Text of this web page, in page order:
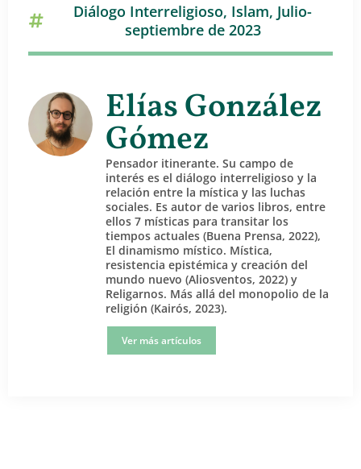
Diálogo Interreligioso, Islam, Julio-
septiembre de 2023
Elías González
Gómez
Pensador itinerante. Su campo de
interés es el diálogo interreligioso y la
relación entre la mística y las luchas
sociales. Es autor de varios libros, entre
ellos 7 místicas para transitar los
tiempos actuales (Buena Prensa, 2022),
El dinamismo místico. Mística,
resistencia epistémica y creación del
mundo nuevo (Aliosventos, 2022) y
Religarnos. Más allá del monopolio de la
religión (Kairós, 2023).
Ver más artículos